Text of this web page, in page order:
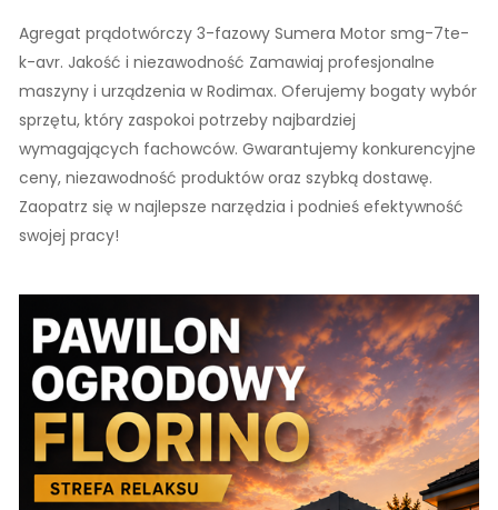
Agregat prądotwórczy 3-fazowy Sumera Motor smg-7te-
k-avr. Jakość i niezawodność Zamawiaj profesjonalne
maszyny i urządzenia w Rodimax. Oferujemy bogaty wybór
sprzętu, który zaspokoi potrzeby najbardziej
wymagających fachowców. Gwarantujemy konkurencyjne
ceny, niezawodność produktów oraz szybką dostawę.
Zaopatrz się w najlepsze narzędzia i podnieś efektywność
swojej pracy!